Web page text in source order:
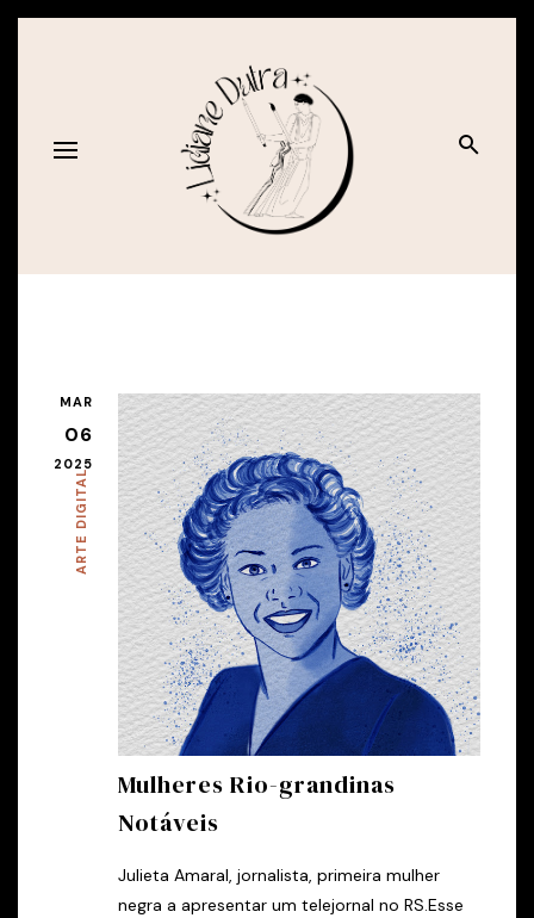
MAR
06
2025
ARTE DIGITAL
Mulheres Rio-grandinas
Notáveis
Julieta Amaral, jornalista, primeira mulher
negra a apresentar um telejornal no RS.Esse